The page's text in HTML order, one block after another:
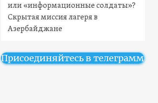
или «информационные солдаты»?
Скрытая миссия лагеря в
Азербайджане
Присоединяйтесь в телеграмм